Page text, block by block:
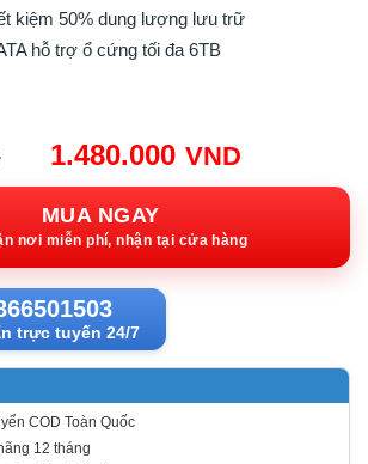
kiệm 50% dung lượng lưu trữ
hỗ trợ ổ cứng tối đa 6TB
Giá
gốc:
2.220.000VND.
1.480.000 VND
hiện
MUA NGAY
nơi miễn phí, nhận tại cửa hàng
trực tuyến 24/7
COD Toàn Quốc
12 tháng